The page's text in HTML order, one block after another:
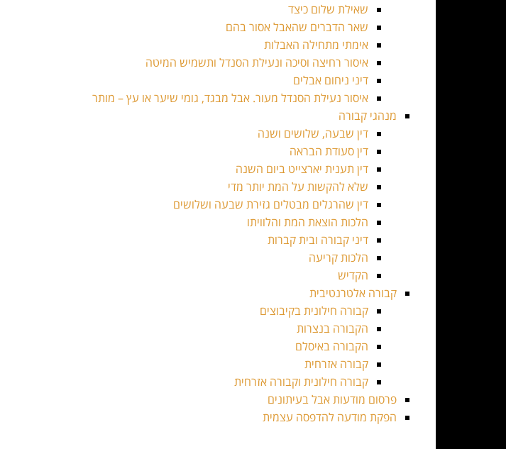
שאילת שלום כיצד
שאר הדברים שהאבל אסור בהם
אימתי מתחילה האבלות
איסור רחיצה וסיכה ונעילת הסנדל ותשמיש המיטה
דיני ניחום אבלים
איסור נעילת הסנדל מעור. אבל מבגד, גומי שיער או עץ – מותר
מנהגי קבורה
דין שבעה, שלושים ושנה
דין סעודת הבראה
דין תענית יארצייט ביום השנה
שלא להקשות על המת יותר מדי
דין שהרגלים מבטלים גזירת שבעה ושלושים
הלכות הוצאת המת והלוויתו
דיני קבורה ובית קברות
הלכות קריעה
הקדיש
קבורה אלטרנטיבית
קבורה חילונית בקיבוצים
הקבורה בנצרות
הקבורה באיסלם
קבורה אזרחית
קבורה חילונית וקבורה אזרחית
פרסום מודעות אבל בעיתונים
הפקת מודעה להדפסה עצמית